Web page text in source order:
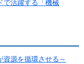
で活躍する「機械
源を循環させる～